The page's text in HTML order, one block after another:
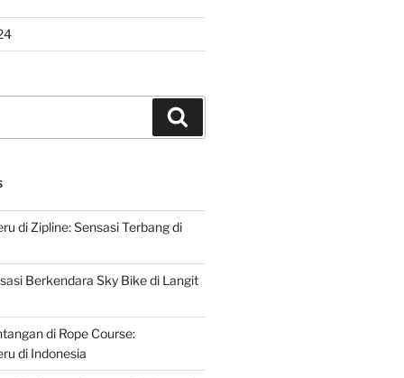
di Zipline: Sensasi Terbang di
Berkendara Sky Bike di Langit
di Rope Course:
di Indonesia